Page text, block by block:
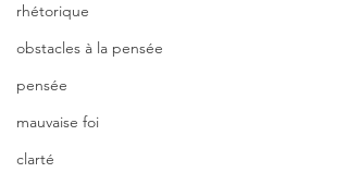
rhétorique
obstacles à la pensée
pensée
mauvaise foi
clarté